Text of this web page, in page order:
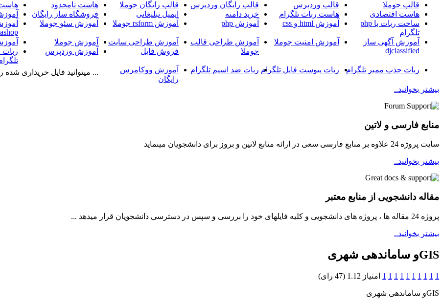
قالب جوملا قالب وردپرس قالب رایگان وردپرس قالب رایگان جوملا هاست نامحدود
هاست اقتصادی
هاست ربات تلگرام خرید دامنه ایمیل تبلیغاتی فروشگاه ساز رایگان
ساخت ربات با php
تلگرام
آموزش html و css آموزش php آموزش rsform جوملا آموزش سئو جوملا
آموزش آگهی ساز
djclassified
آموزش امنیت جوملا
آموزش طراحی قالب
جوملا
آموزش طراحی سایت
فروش فایل
آموزش جوملا
آموزش وردپرس
ربات جذب ممبر تلگرام
ربات پیوست فایل تلگرام ربات ضد اسپم تلگرام
آموزش ووکامرس
رایگان
... میتوانید فایل خریداری شده را
بیشتر بخوانید..
منابع فارسی و لاتین
سایت پروژه 24 علاوه بر منابع فارسی سعی در ارائه منابع لاتین و بروز برای دانشجویان مینماید
بیشتر بخوانید..
مقاله دانشجویی از منابع معتبر
پروژه 24 مقاله ها ، پروژه های دانشجویی و کلیه فایلهای خود را بررسی و سپس در دسترسی دانشجویان قرار میدهد ...
بیشتر بخوانید..
GISو ساماندهی شهری
1
1
1
1
1
1
1
1
1
1 امتیاز 1.12 (47 رای)
GISو ساماندهی شهری